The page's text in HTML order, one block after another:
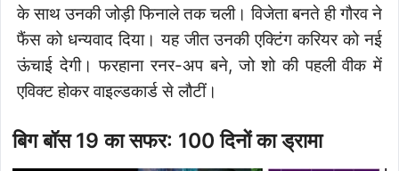
के साथ उनकी जोड़ी फिनाले तक चली। विजेता बनते ही गौरव ने
फैंस को धन्यवाद दिया। यह जीत उनकी एक्टिंग करियर को नई
ऊंचाई देगी। फरहाना रनर-अप बने, जो शो की पहली वीक में
एविक्ट होकर वाइल्डकार्ड से लौटीं।
बिग बॉस 19 का सफर: 100 दिनों का ड्रामा